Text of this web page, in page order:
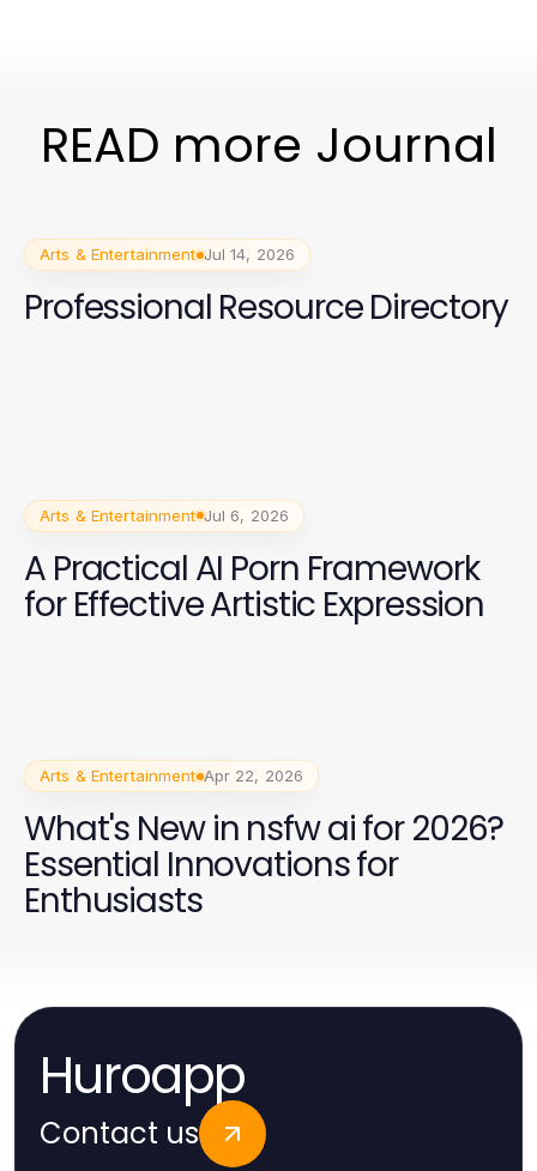
READ more Journal
Arts & Entertainment Jul 14, 2026
Professional Resource Directory
Arts & Entertainment Jul 6, 2026
A Practical AI Porn Framework
for Effective Artistic Expression
Arts & Entertainment Apr 22, 2026
What's New in nsfw ai for 2026?
Essential Innovations for
Enthusiasts
Huroapp
Contact us